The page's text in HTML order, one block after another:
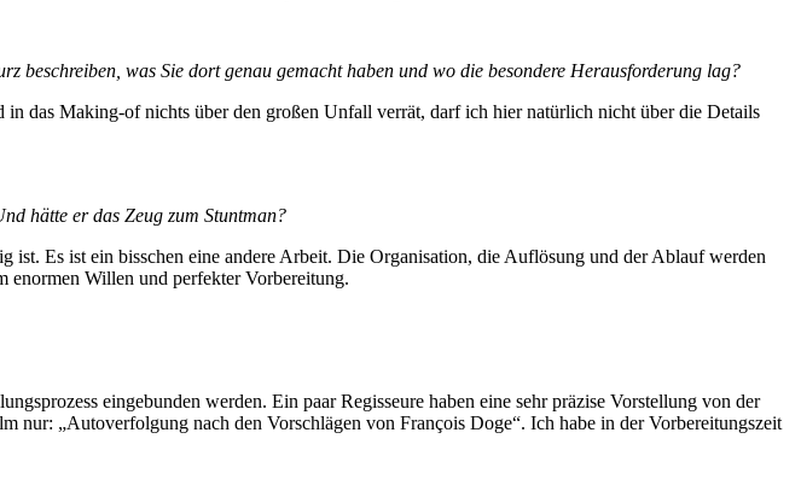
was Sie dort genau gemacht haben und wo die besondere Herausforderung lag?
das Making-of nichts über den großen Unfall verrät, darf ich hier natürlich nicht über die Details
hätte er das Zeug zum Stuntman?
ist. Es ist ein bisschen eine andere Arbeit. Die Organisation, die Auflösung und der Ablauf werden
enormen Willen und perfekter Vorbereitung.
eingebunden werden. Ein paar Regisseure haben eine sehr präzise Vorstellung von der
„Autoverfolgung nach den Vorschlägen von François Doge“. Ich habe in der Vorbereitungszeit